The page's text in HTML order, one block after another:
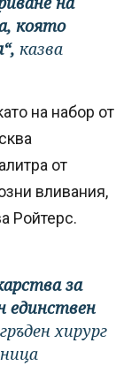
която
казва
на набор от
от
вливания,
Ройтерс.
за
единствен
хирург